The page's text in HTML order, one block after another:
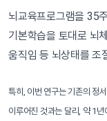
뇌교육프로그램을 35
기본학습을 토대로 뇌
움직임 등 뇌상태를 조
특히, 이번 연구는 기존의 정
이루어진 것과는 달리, 약 1